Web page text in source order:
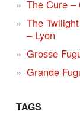
The Cure –
The
– Lyon
Grosse
Grande
TAGS